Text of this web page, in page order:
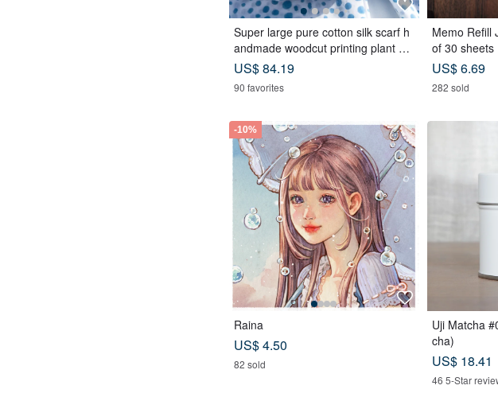
Super large pure cotton silk scarf h
andmade woodcut printing plant dy
ed scarf wood dyed cotton silk scarf
-blue Mediterranean style
US$ 84.19
90 favorites
Memo Refill
of 30 sheets
US$ 6.69
282 sold
-10%
Raina
US$ 4.50
82 sold
Uji Matcha
cha)
US$ 18.41
46 5-Star